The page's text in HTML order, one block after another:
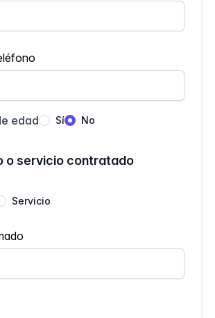
edad Sí No
o servicio contratado
Servicio